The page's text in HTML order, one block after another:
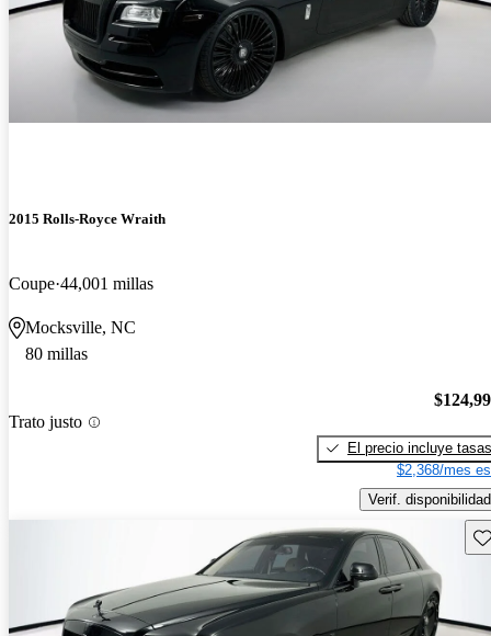
2015 Rolls-Royce Wraith
Coupe 44,001 millas
Mocksville, NC
80 millas
Trato justo
El precio incluye tasas
$2,368/mes
Verif. disponibilidad